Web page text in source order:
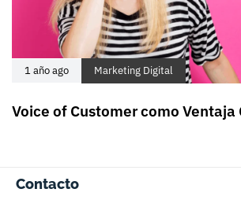
1 año ago Marketing Digital
Voice of Customer como
Contacto